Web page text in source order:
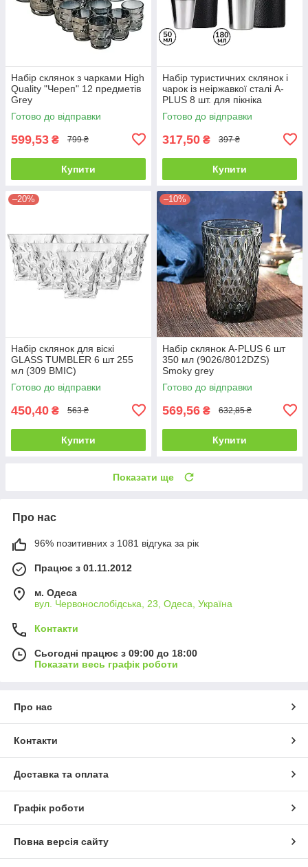
Набір склянок з чарками High
Quality "Череп" 12 предметів
Grey
Готово до відправки
599,53 ₴ 799 ₴
Купити
Набір туристичних склянок і
чарок із неіржавкої сталі A-
PLUS 8 шт. для пікніка
риболовлі та кемпінгу
Готово до відправки
317,50 ₴ 397 ₴
Купити
–20%
Набір склянок для віскі
GLASS TUMBLER 6 шт 255
мл (309 BMIC)
Готово до відправки
450,40 ₴ 563 ₴
Купити
–10%
Набір склянок A-PLUS 6 шт
350 мл (9026/8012DZS)
Smoky grey
Готово до відправки
569,56 ₴ 632,85 ₴
Купити
Показати ще
Про нас
96% позитивних з 1081 відгука за рік
Працює з 01.11.2012
м. Одеса
вул. Червонослобідська, 23, Одеса, Україна
Контакти
Сьогодні працює з 09:00 до 18:00
Показати весь графік роботи
Про нас
Контакти
Доставка та оплата
Графік роботи
Повна версія сайту